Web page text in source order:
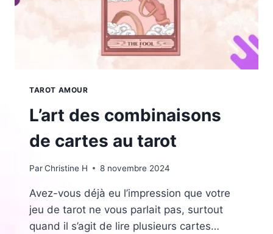
TAROT AMOUR
L’art des combinaisons
de cartes au tarot
ParChristine H 8 novembre 2024
Avez-vous déjà eu l’impression que votre
jeu de tarot ne vous parlait pas, surtout
quand il s’agit de lire plusieurs cartes…